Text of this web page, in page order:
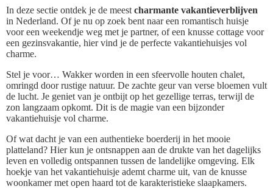
In deze sectie ontdek je de meest charmante vakantieverblijven
in Nederland. Of je nu op zoek bent naar een romantisch huisje
voor een weekendje weg met je partner, of een knusse cottage voor
een gezinsvakantie, hier vind je de perfecte vakantiehuisjes vol
charme.
Stel je voor… Wakker worden in een sfeervolle houten chalet,
omringd door rustige natuur. De zachte geur van verse bloemen vult
de lucht. Je geniet van je ontbijt op het gezellige terras, terwijl de
zon langzaam opkomt. Dit is de magie van een bijzonder
vakantiehuisje vol charme.
Of wat dacht je van een authentieke boerderij in het mooie
platteland? Hier kun je ontsnappen aan de drukte van het dagelijks
leven en volledig ontspannen tussen de landelijke omgeving. Elk
hoekje van het vakantiehuisje ademt charme uit, van de knusse
woonkamer met open haard tot de karakteristieke slaapkamers.